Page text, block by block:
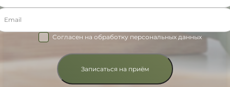
Согласен на обработку персональных данных
Записаться на приём